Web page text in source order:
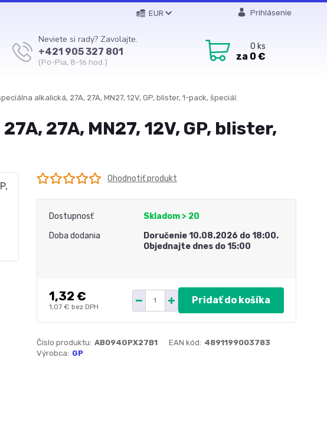
EUR Prihlásenie
Neviete si rady? Zavolajte.
+421 905 327 801
(Po-Pia, 8-16 hod.)
0 ks
za 0 €
alkalická, 27A, 27A, MN27, 12V, GP, blister, 1-pack, špeciál.
27A, MN27, 12V, GP, blister,
Ohodnotiť produkt
Dostupnosť
Skladom > 20
Doba dodania
Doručenie 10.08.2026 do 18:00.
Objednajte dnes do 15:00
1,32 €
1,07 € bez DPH
Pridať do košíka
Číslo produktu: AB094GPX27B1 EAN kód: 4891199003783
Výrobca: GP